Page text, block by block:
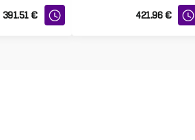
391.51 € 421.96 €